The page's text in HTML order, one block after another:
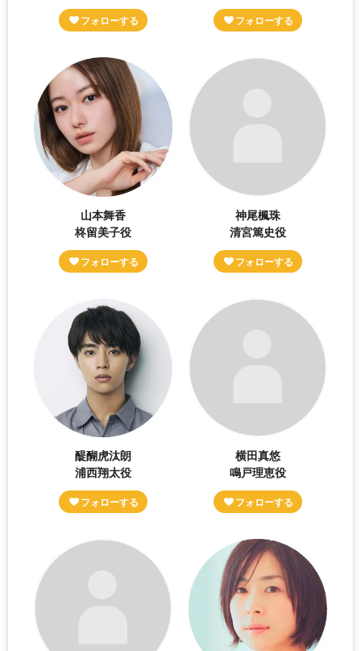
山本舞香
柊留美子役
神尾楓珠
清宮篤史役
醍醐虎汰朗
浦西翔太役
横田真悠
鳴戸理恵役